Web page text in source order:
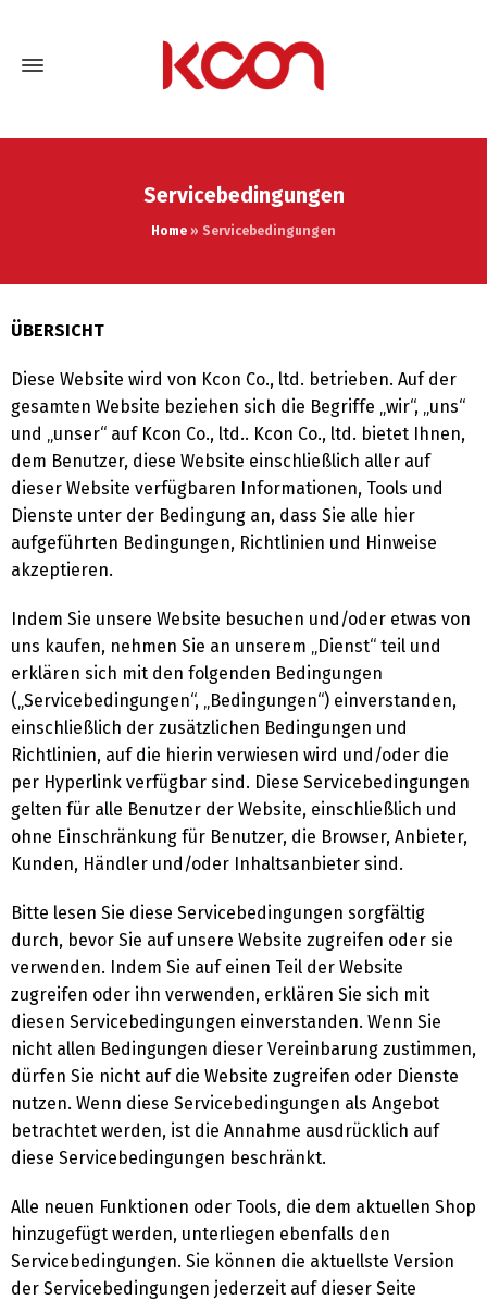
Servicebedingungen
Home » Servicebedingungen
ÜBERSICHT
Diese Website wird von Kcon Co., ltd. betrieben. Auf der
gesamten Website beziehen sich die Begriffe „wir“, „uns“
und „unser“ auf Kcon Co., ltd.. Kcon Co., ltd. bietet Ihnen,
dem Benutzer, diese Website einschließlich aller auf
dieser Website verfügbaren Informationen, Tools und
Dienste unter der Bedingung an, dass Sie alle hier
aufgeführten Bedingungen, Richtlinien und Hinweise
akzeptieren.
Indem Sie unsere Website besuchen und/oder etwas von
uns kaufen, nehmen Sie an unserem „Dienst“ teil und
erklären sich mit den folgenden Bedingungen
(„Servicebedingungen“, „Bedingungen“) einverstanden,
einschließlich der zusätzlichen Bedingungen und
Richtlinien, auf die hierin verwiesen wird und/oder die
per Hyperlink verfügbar sind. Diese Servicebedingungen
gelten für alle Benutzer der Website, einschließlich und
ohne Einschränkung für Benutzer, die Browser, Anbieter,
Kunden, Händler und/oder Inhaltsanbieter sind.
Bitte lesen Sie diese Servicebedingungen sorgfältig
durch, bevor Sie auf unsere Website zugreifen oder sie
verwenden. Indem Sie auf einen Teil der Website
zugreifen oder ihn verwenden, erklären Sie sich mit
diesen Servicebedingungen einverstanden. Wenn Sie
nicht allen Bedingungen dieser Vereinbarung zustimmen,
dürfen Sie nicht auf die Website zugreifen oder Dienste
nutzen. Wenn diese Servicebedingungen als Angebot
betrachtet werden, ist die Annahme ausdrücklich auf
diese Servicebedingungen beschränkt.
Alle neuen Funktionen oder Tools, die dem aktuellen Shop
hinzugefügt werden, unterliegen ebenfalls den
Servicebedingungen. Sie können die aktuellste Version
der Servicebedingungen jederzeit auf dieser Seite